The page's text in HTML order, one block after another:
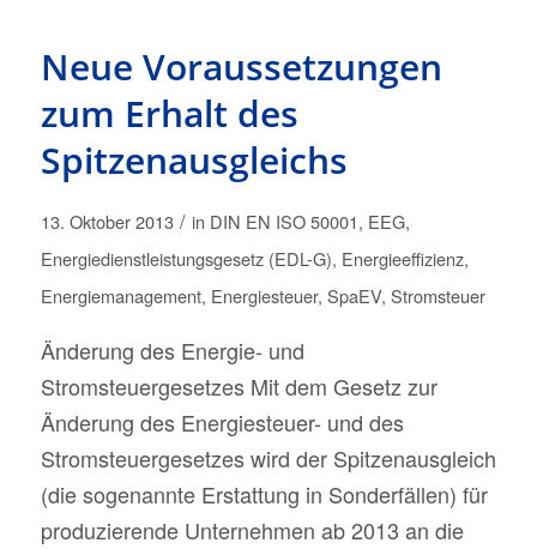
Neue Voraussetzungen
zum Erhalt des
Spitzenausgleichs
13. Oktober 2013 / in DIN EN ISO 50001, EEG,
Energiedienstleistungsgesetz (EDL-G), Energieeffizienz,
Energiemanagement, Energiesteuer, SpaEV, Stromsteuer
Änderung des Energie- und
Stromsteuergesetzes Mit dem Gesetz zur
Änderung des Energiesteuer- und des
Stromsteuergesetzes wird der Spitzenausgleich
(die sogenannte Erstattung in Sonderfällen) für
produzierende Unternehmen ab 2013 an die